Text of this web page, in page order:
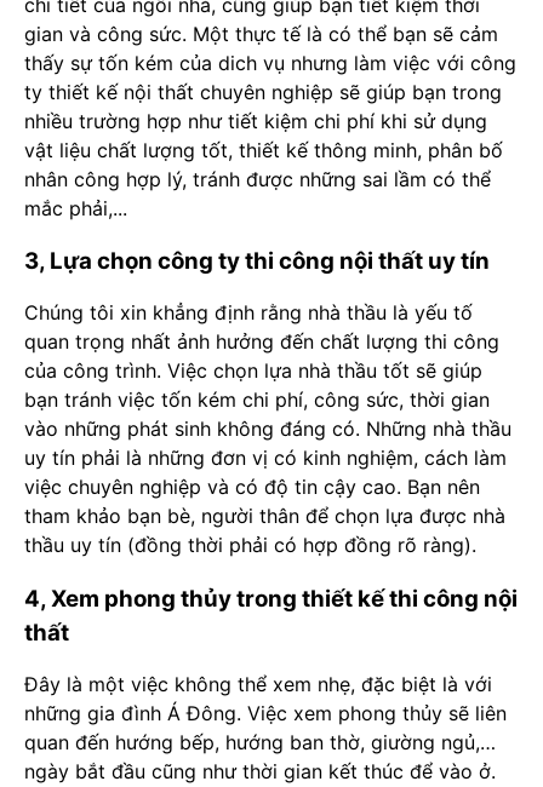
gian và công sức. Một thực tế là có thể bạn sẽ cảm
thấy sự tốn kém của dich vụ nhưng làm việc với công
ty thiết kế nội thất chuyên nghiệp sẽ giúp bạn trong
nhiều trường hợp như tiết kiệm chi phí khi sử dụng
vật liệu chất lượng tốt, thiết kế thông minh, phân bố
nhân công hợp lý, tránh được những sai lầm có thể
mắc phải,...
3, Lựa chọn công ty thi công nội thất uy tín
Chúng tôi xin khẳng định rằng nhà thầu là yếu tố
quan trọng nhất ảnh hưởng đến chất lượng thi công
của công trình. Việc chọn lựa nhà thầu tốt sẽ giúp
bạn tránh việc tốn kém chi phí, công sức, thời gian
vào những phát sinh không đáng có. Những nhà thầu
uy tín phải là những đơn vị có kinh nghiệm, cách làm
việc chuyên nghiệp và có độ tin cậy cao. Bạn nên
tham khảo bạn bè, người thân để chọn lựa được nhà
thầu uy tín (đồng thời phải có hợp đồng rõ ràng).
4, Xem phong thủy trong thiết kế thi công nội
thất
Đây là một việc không thể xem nhẹ, đặc biệt là với
những gia đình Á Đông. Việc xem phong thủy sẽ liên
quan đến hướng bếp, hướng ban thờ, giường ngủ,…
ngày bắt đầu cũng như thời gian kết thúc để vào ở.